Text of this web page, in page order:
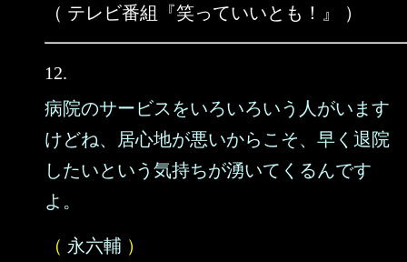
（ テレビ番組『笑っていいとも！』 ）
12.
病院のサービスをいろいろいう人がいます
けどね、居心地が悪いからこそ、早く退院
したいという気持ちが湧いてくるんです
よ。
（ 永六輔 ）